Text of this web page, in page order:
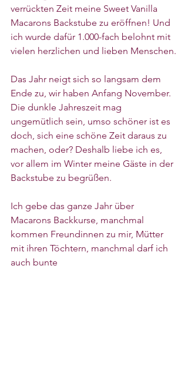
verrückten Zeit meine Sweet Vanilla
Macarons Backstube zu eröffnen! Und
ich wurde dafür 1.000-fach belohnt mit
vielen herzlichen und lieben Menschen.
Das Jahr neigt sich so langsam dem
Ende zu, wir haben Anfang November.
Die dunkle Jahreszeit mag
ungemütlich sein, umso schöner ist es
doch, sich eine schöne Zeit daraus zu
machen, oder? Deshalb liebe ich es,
vor allem im Winter meine Gäste in der
Backstube zu begrüßen.
Ich gebe das ganze Jahr über
Macarons Backkurse, manchmal
kommen Freundinnen zu mir, Mütter
mit ihren Töchtern, manchmal darf ich
auch bunte